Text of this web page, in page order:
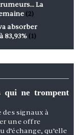
rumeurs… La
(2)
absorber
83,93% (1)
qui ne trompent
signaux à
une offre
d’échange, qu’elle